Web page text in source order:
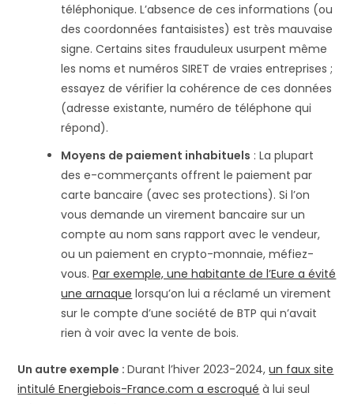
téléphonique. L’absence de ces informations (ou
des coordonnées fantaisistes) est très mauvaise
signe​. Certains sites frauduleux usurpent même
les noms et numéros SIRET de vraies entreprises ;
essayez de vérifier la cohérence de ces données
(adresse existante, numéro de téléphone qui
répond).
Moyens de paiement inhabituels : La plupart
des e-commerçants offrent le paiement par
carte bancaire (avec ses protections). Si l’on
vous demande un virement bancaire sur un
compte au nom sans rapport avec le vendeur,
ou un paiement en crypto-monnaie, méfiez-
vous.Par exemple, une habitante de l’Eure a évité
une arnaque lorsqu’on lui a réclamé un virement
sur le compte d’une société de BTP qui n’avait
rien à voir avec la vente de bois​.
Un autre exemple :Durant l’hiver 2023-2024,un faux site
intitulé Energiebois-France.com a escroqué à lui seul